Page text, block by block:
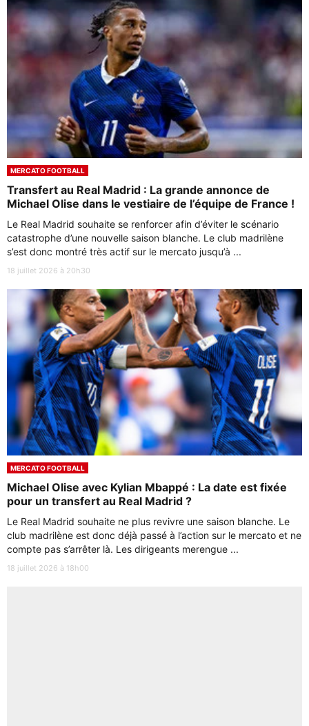
MERCATO FOOTBALL
Transfert au Real Madrid : La grande annonce de
Michael Olise dans le vestiaire de l’équipe de France !
Le Real Madrid souhaite se renforcer afin d’éviter le scénario
catastrophe d’une nouvelle saison blanche. Le club madrilène
s’est donc montré très actif sur le mercato jusqu’à ...
18 juillet 2026 à 20h30
MERCATO FOOTBALL
Michael Olise avec Kylian Mbappé : La date est fixée
pour un transfert au Real Madrid ?
Le Real Madrid souhaite ne plus revivre une saison blanche. Le
club madrilène est donc déjà passé à l’action sur le mercato et ne
compte pas s’arrêter là. Les dirigeants merengue ...
18 juillet 2026 à 18h00